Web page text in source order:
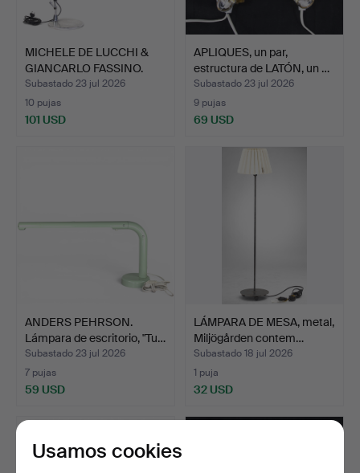
MICHELE DE LUCCHI &
GIANCARLO FASSINO.
Lám…
Subastado 23 jul 2026
10 pujas
101 USD
APLIQUES, un par,
estructura de LATÓN, un …
Subastado 23 jul 2026
9 pujas
69 USD
ANDERS PEHRSON.
Lámpara de escritorio, "Tu…
Subastado 23 jul 2026
7 pujas
59 USD
LÁMPARA DE MESA, metal,
Miljögården contem…
Subastado 18 jul 2026
1 puja
32 USD
Usamos cookies